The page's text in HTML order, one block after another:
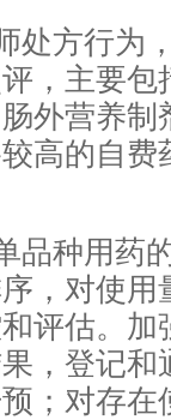
处方行为
，主要包
外营养制
高的自费
品种用药
，对使用
评估。加
，登记和
；对存在